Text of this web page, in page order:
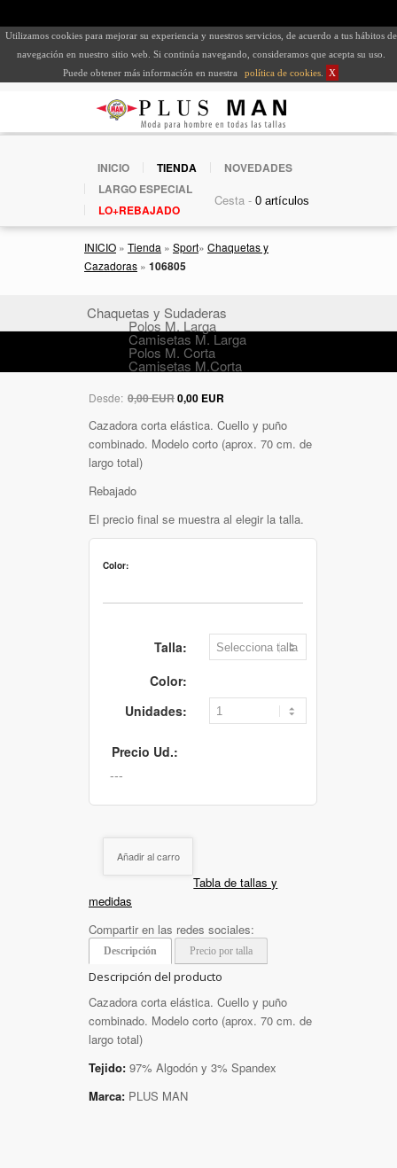
Utilizamos cookies para mejorar su experiencia y nuestros servicios, de acuerdo a tus hábitos de
navegación en nuestro sitio web. Si continúa navegando, consideramos que acepta su uso.
Puede obtener más información en nuestra
política de cookies X
INICIO TIENDA
NOVEDADES
LARGO ESPECIAL
LO+REBAJADO
Cesta -
INICIO » Tienda » Sport» Chaquetas y
Cazadoras » 106805
Chaquetas y Sudaderas
Polos M. Larga
Camisetas M. Larga
Polos M. Corta
Camisetas M.Corta
Desde: 0,00 EUR0,00 EUR
Cazadora corta elástica. Cuello y puño
combinado. Modelo corto (aprox. 70 cm. de
largo total)
Rebajado
El precio final se muestra al elegir la talla.
Color:
Talla:
Color:
Unidades:
Precio Ud.:
Añadir al carro
Tabla de tallas y
medidas
Compartir en las redes sociales:
Descripción Precio por talla
Descripción del producto
Cazadora corta elástica. Cuello y puño
combinado. Modelo corto (aprox. 70 cm. de
largo total)
Tejido: 97% Algodón y 3% Spandex
Marca: PLUS MAN